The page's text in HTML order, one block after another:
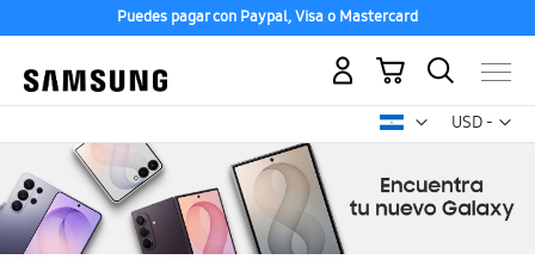
Puedes pagar con Paypal, Visa o Mastercard
USD -
dólar
Mi carrito